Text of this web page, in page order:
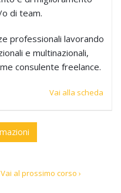
di team.
professionali lavorando
e multinazionali,
consulente freelance.
Vai alla scheda
Vai al prossimo corso ›